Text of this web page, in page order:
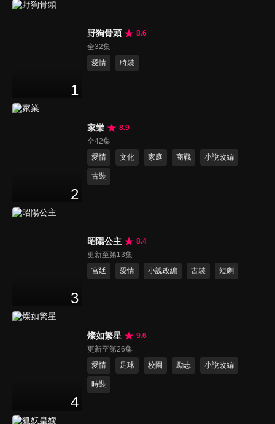
1
野狗骨頭
8.6
全32集
愛情
時裝
2
家業
8.9
全42集
愛情
文化 家庭 商戰 小說改編
古裝
3
昭陽公主
8.4
更新至第13集
宮廷
愛情 小說改編 古裝 短劇
4
燦如繁星
9.6
更新至第26集
愛情
足球 校園 勵志 小說改編
時裝